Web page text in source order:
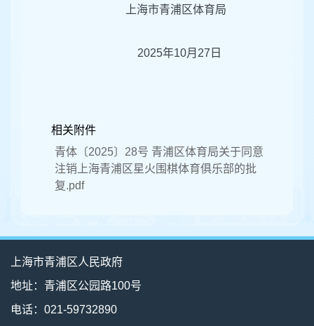
上海市青浦区体育局
2025年10月27日
相关附件
青体〔2025〕28号 青浦区体育局关于同意
注销上海青浦区星火围棋体育俱乐部的批
复.pdf
上海市青浦区人民政府
地址：青浦区公园路100号
电话：021-59732890